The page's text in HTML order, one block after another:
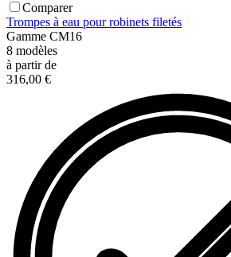
Comparer
Trompes à eau pour robinets filetés
Gamme CM16
8 modèles
à partir de
316,00 €